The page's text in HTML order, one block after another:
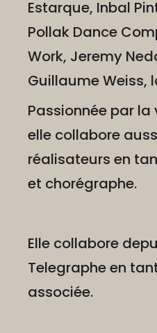
Estarque, Inbal
Pollak Dance
Work, Jeremy
Guillaume Weiss,
Passionnée par la
elle collabore
réalisateurs en
et chorégraphe.
Elle collabore
Telegraphe en
associée.